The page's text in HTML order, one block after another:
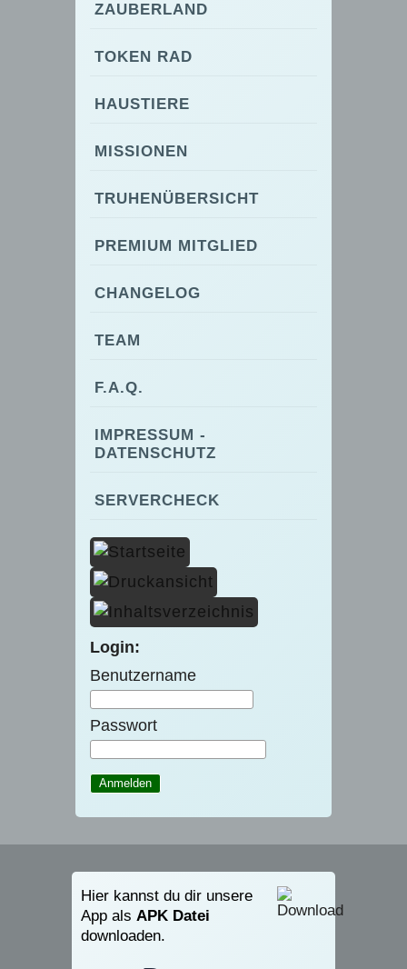
ZAUBERLAND
TOKEN RAD
HAUSTIERE
MISSIONEN
TRUHENÜBERSICHT
PREMIUM MITGLIED
CHANGELOG
TEAM
F.A.Q.
IMPRESSUM -
DATENSCHUTZ
SERVERCHECK
Login:
Benutzername
Passwort
Hier kannst du dir unsere
App als APK Datei
downloaden.